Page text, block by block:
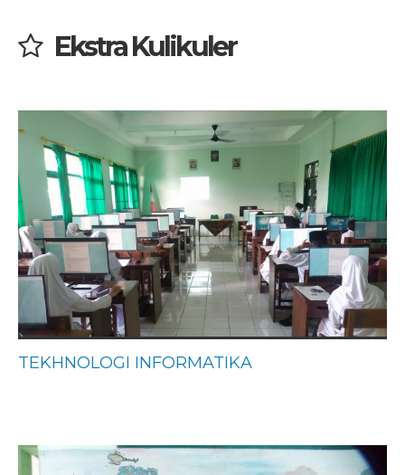
Ekstra Kulikuler
TEKHNOLOGI INFORMATIKA